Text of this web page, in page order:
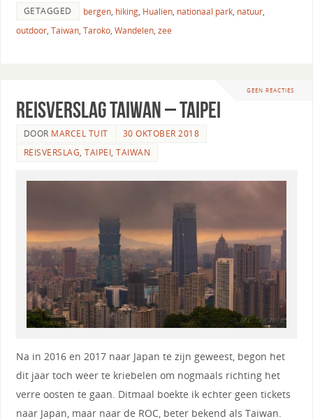
GETAGGED bergen, hiking, Hualien, nationaal park, natuur,
outdoor, Taiwan, Taroko, Wandelen, zee
GEEN REACTIES
Reisverslag Taiwan – Taipei
DOOR MARCEL TUIT
30 OKTOBER 2018
REISVERSLAG,TAIPEI,TAIWAN
Na in 2016 en 2017 naar Japan te zijn geweest, begon het
dit jaar toch weer te kriebelen om nogmaals richting het
verre oosten te gaan. Ditmaal boekte ik echter geen tickets
naar Japan, maar naar de ROC, beter bekend als Taiwan.